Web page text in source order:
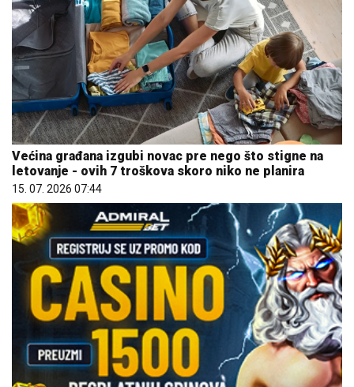
Većina građana izgubi novac pre nego što stigne na
letovanje - ovih 7 troškova skoro niko ne planira
15. 07. 2026 07:44